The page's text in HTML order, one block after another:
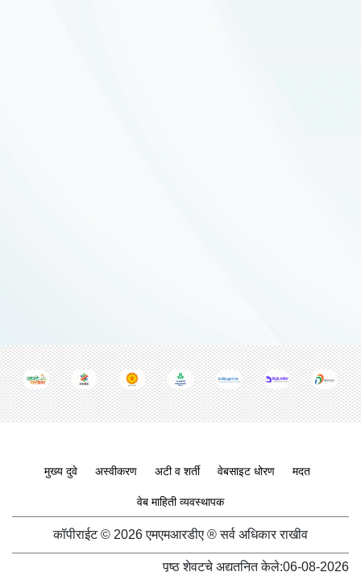
Footer menu
मुख्य दुवे अस्वीकरण अटी व शर्ती वेबसाइट धोरण मदत
वेब माहिती व्यवस्थापक
कॉपीराईट © 2026 एमएमआरडीए ® सर्व अधिकार राखीव
पृष्ठ शेवटचे अद्यतनित केले:06-08-2026